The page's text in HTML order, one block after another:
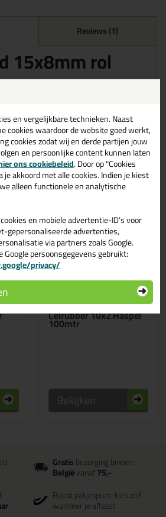
Reviews (1)
15x8mm rol
producten
illbruck TN016
Celrubber 10x2 Haspel
100mtr
43,19
Bekijken
Gratisbezorging binnen
Belgiëvanaf75,-
Bpost pakjespunt: kies zelf
wanneer je afhaalt
en vergelijkbare technieken. Naast
cookies waardoor de website goed werkt,
cookies zodat wij en derde partijen jouw
en persoonlijke content kunnen laten
ons cookiebeleid. Door op "Cookies
akkoord met alle cookies. Indien je kiest
alleen functionele en analytische
en mobiele advertentie-ID’s voor
gepersonaliseerde advertenties,
via partners zoals Google.
persoonsgegevens gebruikt:
privacy/